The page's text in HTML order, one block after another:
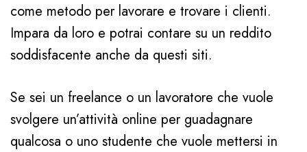
come metodo per lavorare e trovare i clienti.
Impara da loro e potrai contare su un reddito
soddisfacente anche da questi siti.
Se sei un freelance o un lavoratore che vuole
svolgere un’attività online per guadagnare
qualcosa o uno studente che vuole mettersi in